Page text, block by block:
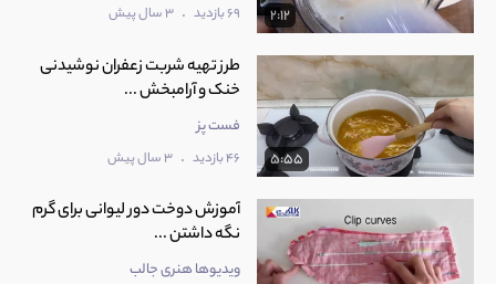
2:12 69 بازدید . 3 سال پیش
5:55
طرز تهیه شربت زعفران نوشیدنی
خنک و آرامبخش ...
فست پز
46 بازدید . 3 سال پیش
آموزش دوخت دور لیوانی برای گرم
نگه داشتن ...
ویدیوها هنری جالب